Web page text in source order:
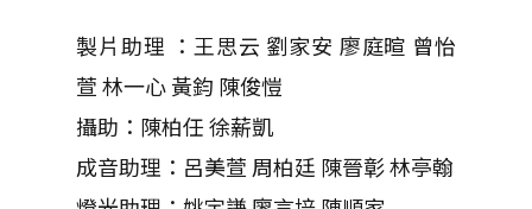
製片助理 ：王思云 劉家安 廖庭暄 曾怡
萱 林一心 黃鈞 陳俊愷
攝助：陳柏任 徐薪凱
成音助理：呂美萱 周柏廷 陳晉彰 林亭翰